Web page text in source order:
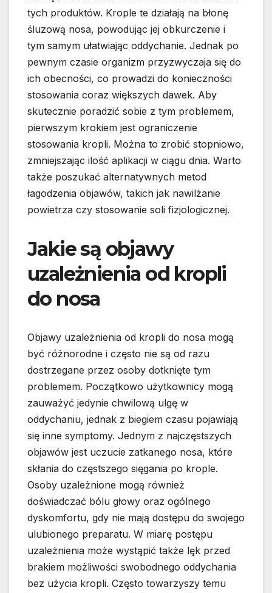
tych produktów. Krople te działają na błonę
śluzową nosa, powodując jej obkurczenie i
tym samym ułatwiając oddychanie. Jednak po
pewnym czasie organizm przyzwyczaja się do
ich obecności, co prowadzi do konieczności
stosowania coraz większych dawek. Aby
skutecznie poradzić sobie z tym problemem,
pierwszym krokiem jest ograniczenie
stosowania kropli. Można to zrobić stopniowo,
zmniejszając ilość aplikacji w ciągu dnia. Warto
także poszukać alternatywnych metod
łagodzenia objawów, takich jak nawilżanie
powietrza czy stosowanie soli fizjologicznej.
Jakie są objawy
uzależnienia od kropli
do nosa
Objawy uzależnienia od kropli do nosa mogą
być różnorodne i często nie są od razu
dostrzegane przez osoby dotknięte tym
problemem. Początkowo użytkownicy mogą
zauważyć jedynie chwilową ulgę w
oddychaniu, jednak z biegiem czasu pojawiają
się inne symptomy. Jednym z najczęstszych
objawów jest uczucie zatkanego nosa, które
skłania do częstszego sięgania po krople.
Osoby uzależnione mogą również
doświadczać bólu głowy oraz ogólnego
dyskomfortu, gdy nie mają dostępu do swojego
ulubionego preparatu. W miarę postępu
uzależnienia może wystąpić także lęk przed
brakiem możliwości swobodnego oddychania
bez użycia kropli. Często towarzyszy temu